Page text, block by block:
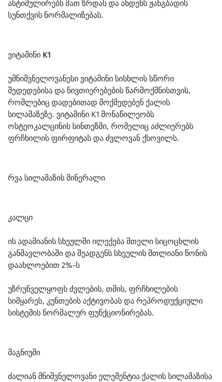
ასტიმულირებს მათ ზრდას და ახდენს ჟანგბადის
სუნთქვის ნორმალიზებას.
ვიტამინი K1
უმნიშვნელოვანესი ვიტამინი სისხლის სწორი
შედედებისა და ნივთიერებების წარმოქმნისთვის,
რომლებიც დადებითად მოქმედებენ ქალის
სილამაზეზე. ვიტამინი K1 მონაწილეობს
ოსტეოკალცინის სინთეზში, რომელიც აძლიერებს
ფრჩხილის ფირფიტას და ძვლოვან ქსოვილს.
რვა სილამაზის მინერალი
კალცი
ის ადამიანის სხეულში ილექება მთელი სიცოცხლის
განმავლობაში და შეადგენს სხეულის მთლიანი წონის
დაახლოებით 2%-ს
უზრუნველყოფს ძვლების, თმის, ფრჩხილების
სიმყარეს, კუნთების აქტივობას და რეპროდუქციული
სისტემის ნორმალურ ფუნქციონირებას.
მაგნიუმი
ძალიან მნიშვნელოვანი ელემენტია ქალის სილამაზისა